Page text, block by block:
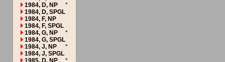
1984, D, NP
*
1984, D, SPGL
1984, F, NP
1984, F, SPGL
1984, G, NP
*
1984, G, SPGL
1984, J, NP
*
1984, J, SPGL